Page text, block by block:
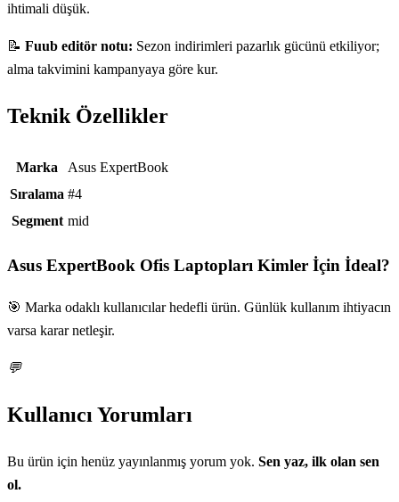
ihtimali düşük.
📝 Fuub editör notu: Sezon indirimleri pazarlık gücünü etkiliyor;
alma takvimini kampanyaya göre kur.
Teknik Özellikler
Teknik özellikler
Marka
Asus ExpertBook
Sıralama #4
Segment mid
Asus ExpertBook Ofis Laptopları Kimler İçin İdeal?
🎯 Marka odaklı kullanıcılar hedefli ürün. Günlük kullanım ihtiyacın
varsa karar netleşir.
💬
Kullanıcı Yorumları
Bu ürün için henüz yayınlanmış yorum yok. Sen yaz, ilk olan sen
ol.